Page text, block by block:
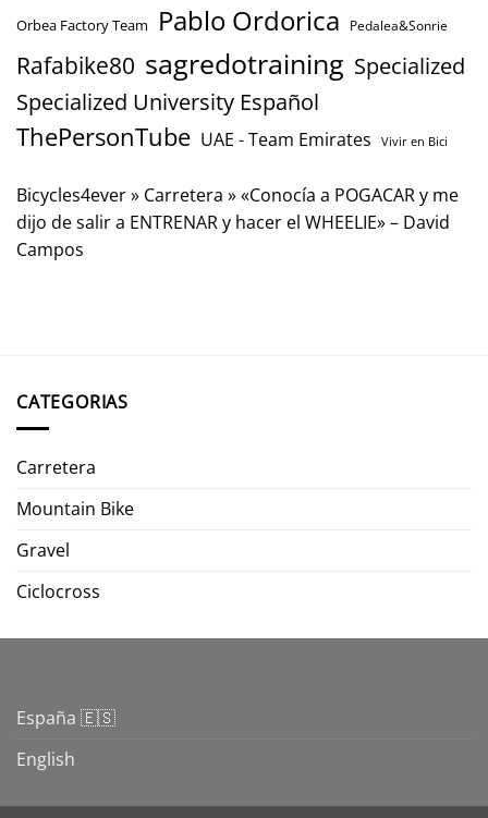
Orbea Factory Team Pablo Ordorica Pedalea&Sonrie
Rafabike80 sagredotraining Specialized
Specialized University Español
ThePersonTube UAE - Team Emirates Vivir en Bici
Bicycles4ever» Carretera »«Conocía a POGACAR y me
dijo de salir a ENTRENAR y hacer el WHEELIE» – David
Campos
CATEGORIAS
Carretera
Mountain Bike
Gravel
Ciclocross
España 🇪🇸
English